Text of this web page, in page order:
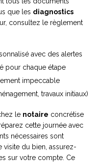
que les diagnostics
consultez le règlement
avec des alertes
pour chaque étape
impeccable
travaux initiaux)
le notaire concrétise
cette journée avec
nécessaires sont
visite du bien, assurez-
sur votre compte. Ce